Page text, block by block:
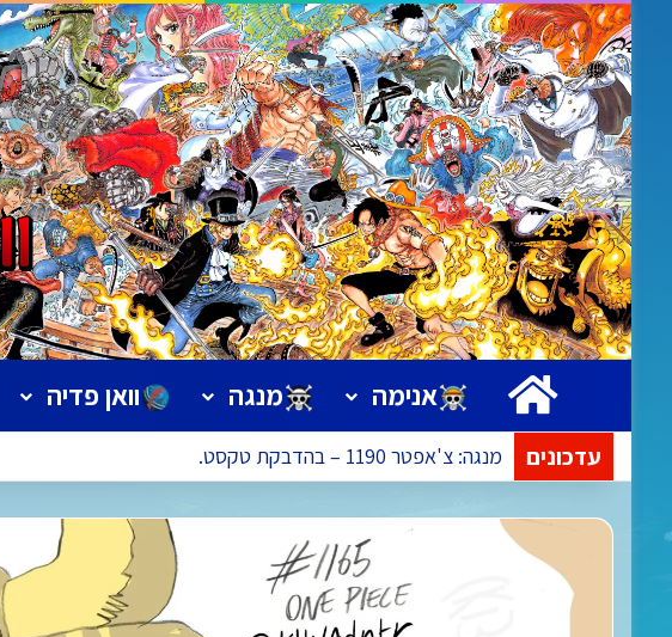
ראשי אנימה מנגה וואן פדיה
עדכונים אנימה: פרק 1173 – ישודר בתאריך 09.08.